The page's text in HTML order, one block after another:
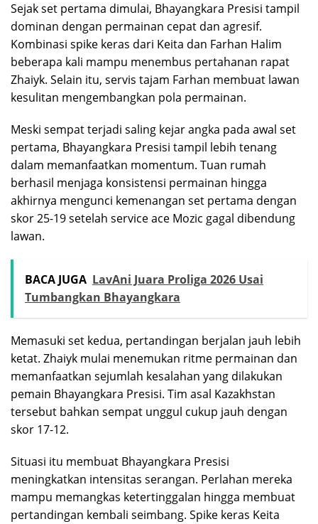
Sejak set pertama dimulai, Bhayangkara Presisi tampil
dominan dengan permainan cepat dan agresif.
Kombinasi spike keras dari Keita dan Farhan Halim
beberapa kali mampu menembus pertahanan rapat
Zhaiyk. Selain itu, servis tajam Farhan membuat lawan
kesulitan mengembangkan pola permainan.
Meski sempat terjadi saling kejar angka pada awal set
pertama, Bhayangkara Presisi tampil lebih tenang
dalam memanfaatkan momentum. Tuan rumah
berhasil menjaga konsistensi permainan hingga
akhirnya mengunci kemenangan set pertama dengan
skor 25-19 setelah service ace Mozic gagal dibendung
lawan.
BACA JUGA LavAni Juara Proliga 2026 Usai
Tumbangkan Bhayangkara
Memasuki set kedua, pertandingan berjalan jauh lebih
ketat. Zhaiyk mulai menemukan ritme permainan dan
memanfaatkan sejumlah kesalahan yang dilakukan
pemain Bhayangkara Presisi. Tim asal Kazakhstan
tersebut bahkan sempat unggul cukup jauh dengan
skor 17-12.
Situasi itu membuat Bhayangkara Presisi
meningkatkan intensitas serangan. Perlahan mereka
mampu memangkas ketertinggalan hingga membuat
pertandingan kembali seimbang. Spike keras Keita